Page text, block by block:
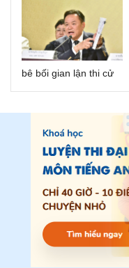
bê bối gian lận thi cử